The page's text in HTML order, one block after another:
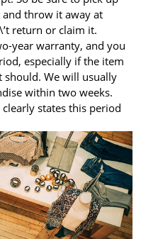
and throw it away at
return or claim it.
year warranty, and you
especially if the item
We will usually
within two weeks.
states this period